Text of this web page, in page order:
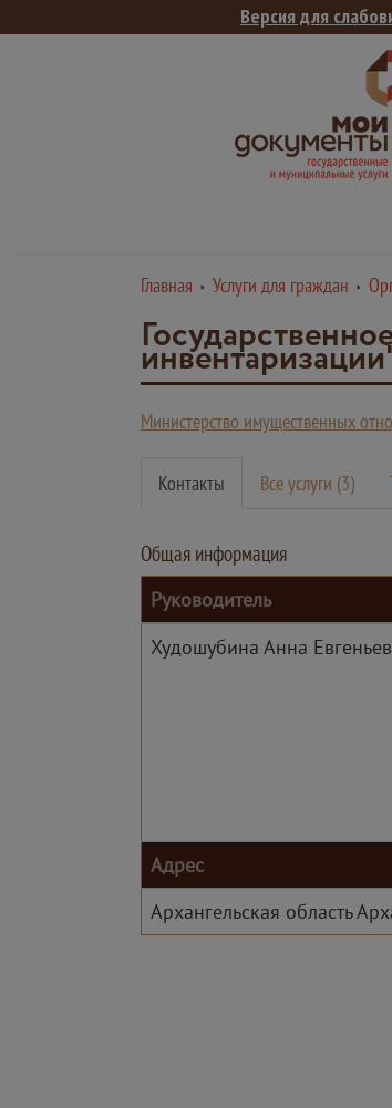
Версия для
Главная Услуги для граждан
Министерство имущественных
Контакты Все услуги (3)
Общая информация
Руководитель
Худошубина Анна
Адрес
Архангельская область